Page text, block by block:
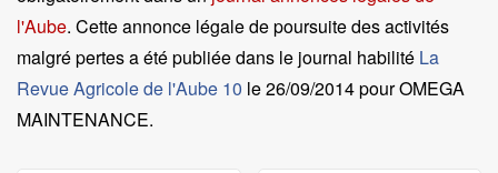
l'Aube. Cette annonce légale de poursuite des activités
malgré pertes a été publiée dans le journal habilité La
Revue Agricole de l'Aube 10 le26/09/2014 pour OMEGA
MAINTENANCE.